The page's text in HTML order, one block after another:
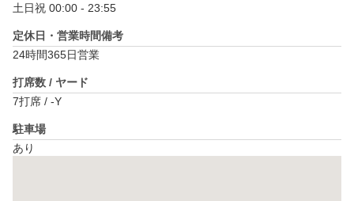
土日祝 00:00 - 23:55
定休日・営業時間備考
24時間365日営業
打席数 / ヤード
7打席 / -Y
駐車場
あり